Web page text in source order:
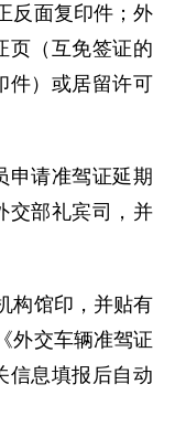
面复印件；外
页（互免签证的
件）或居留许可
请准驾证延期
交部礼宾司，并
馆印，并贴有
外交车辆准驾证
信息填报后自动